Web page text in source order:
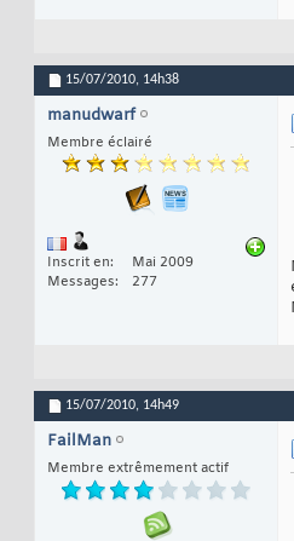
15/07/2010, 14h38
manudwarf
Membre éclairé
Inscrit en
Mai 2009
Messages
277
15/07/2010, 14h49
FailMan
Membre extrêmement actif